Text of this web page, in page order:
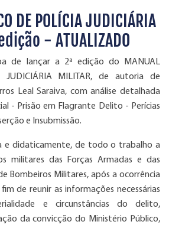
DE POLÍCIA JUDICIÁRIA
- ATUALIZADO
de lançar a 2ª edição do MANUAL
JUDICIÁRIA MILITAR, de autoria de
Leal Saraiva, com análise detalhada
- Prisão em Flagrante Delito - Perícias
e Insubmissão.
e didaticamente, de todo o trabalho a
militares das Forças Armadas e das
Bombeiros Militares, após a ocorrência
de reunir as informações necessárias
e circunstâncias do delito,
da convicção do Ministério Público,